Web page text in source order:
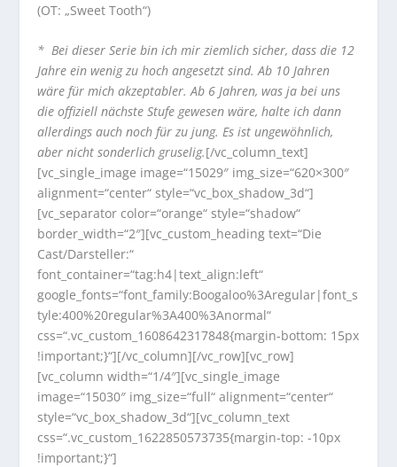
(OT: „Sweet Tooth“)
* Bei dieser Serie bin ich mir ziemlich sicher, dass die 12
Jahre ein wenig zu hoch angesetzt sind. Ab 10 Jahren
wäre für mich akzeptabler. Ab 6 Jahren, was ja bei uns
die offiziell nächste Stufe gewesen wäre, halte ich dann
allerdings auch noch für zu jung. Es ist ungewöhnlich,
aber nicht sonderlich gruselig.[/vc_column_text]
[vc_single_image image=“15029″ img_size=“620×300″
alignment=“center“ style=“vc_box_shadow_3d“]
[vc_separator color=“orange“ style=“shadow“
border_width=“2″][vc_custom_heading text=“Die
Cast/Darsteller:“
font_container=“tag:h4|text_align:left“
google_fonts=“font_family:Boogaloo%3Aregular|font_s
tyle:400%20regular%3A400%3Anormal“
css=“.vc_custom_1608642317848{margin-bottom: 15px
!important;}“][/vc_column][/vc_row][vc_row]
[vc_column width=“1/4″][vc_single_image
image=“15030″ img_size=“full“ alignment=“center“
style=“vc_box_shadow_3d“][vc_column_text
css=“.vc_custom_1622850573735{margin-top: -10px
!important;}“]